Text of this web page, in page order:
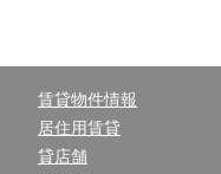
賃貸物件情報
居住用賃貸
貸店舗